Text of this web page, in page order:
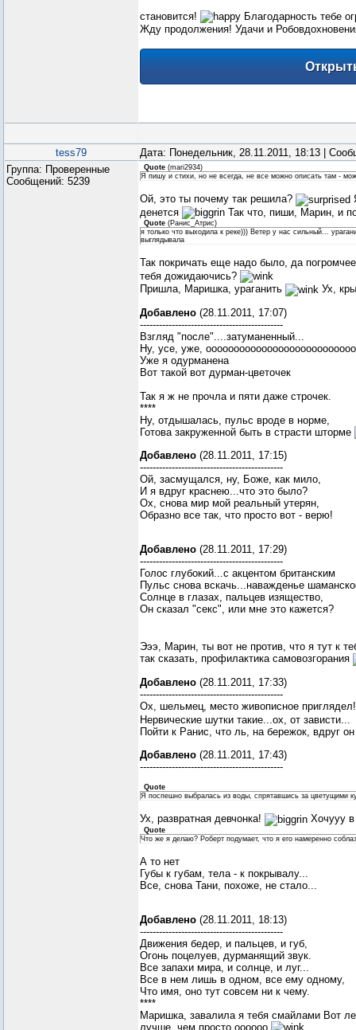
становится!
Благодарность тебе
Жду продолжения! Удачи и
tess79
Дата: Понедельник, 28.11.2011, 18:13 |
Группа: Проверенные
Сообщений: 5239
Quote (mari2934)
Я пишу и стихи, но не всегда, не все можно описать там -
Ой, это ты почему так решила?
денется
Так что, пиши, Марин, и
Quote (Ранис_Атрис)
я только что выходила к реке))) Ветер у нас сильный...
выглядывала
Так покричать еще надо было, да
тебя дожидаючись?
Пришла, Маришка, ураганить
Ух,
Добавлено (28.11.2011, 17:07)
---------------------------------------------
Взгляд "после"....затуманенный...
Ну, усе, уже,
Уже я одурманена
Вот такой вот дурман-цветочек
Так я ж не прочла и пяти даже строчек.
****
Ну, отдышалась, пульс вроде в норме,
Готова закруженной быть в страсти шторме
Добавлено (28.11.2011, 17:15)
---------------------------------------------
Ой, засмущался, ну, Боже, как мило,
И я вдруг краснею...что это было?
Ох, снова мир мой реальный утерян,
Образно все так, что просто вот - верю!
Добавлено (28.11.2011, 17:29)
---------------------------------------------
Голос глубокий...с акцентом британским
Пульс снова вскачь...наважденье
Солнце в глазах, пальцев изящество,
Он сказал "секс", или мне это кажется?
Эээ, Марин, ты вот не против, что я тут к
так сказать, профилактика самовозгорания
Добавлено (28.11.2011, 17:33)
---------------------------------------------
Ох, шельмец, место живописное
Нервические шутки такие...ох, от зависти...
Пойти к Ранис, что ль, на бережок, вдруг
Добавлено (28.11.2011, 17:43)
---------------------------------------------
Quote
Я поспешно выбралась из воды, спрятавшись за цветущими
Ух, развратная девчонка! Хочууу
Quote
Что же я делаю? Роберт подумает, что я его намеренно
А то нет
Губы к губам, тела - к покрывалу...
Все, снова Тани, похоже, не стало...
Добавлено (28.11.2011, 18:13)
---------------------------------------------
Движения бедер, и пальцев, и губ,
Огонь поцелуев, дурманящий звук.
Все запахи мира, и солнце, и луг...
Все в нем лишь в одном, все ему одному,
Что имя, оно тут совсем ни к чему.
****
Маришка, завалила я тебя смайлами Вот
лучше, чем просто оооооо